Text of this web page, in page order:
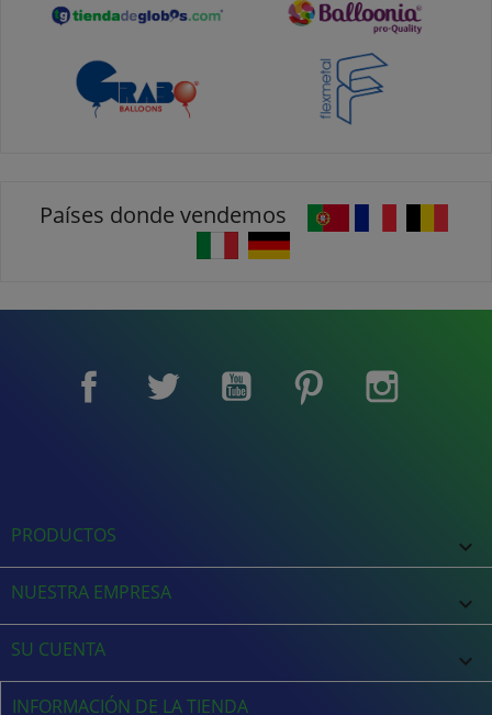
Países donde vendemos
Facebook Twitter YouTube Pinterest
PRODUCTOS 
NUESTRA EMPRESA 
SU CUENTA 
INFORMACIÓN DE LA TIENDA